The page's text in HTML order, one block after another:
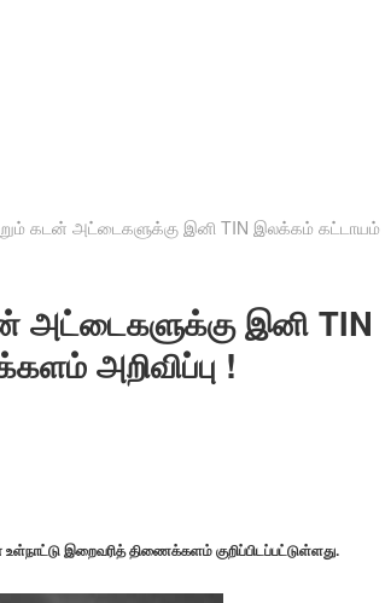
கடன் அட்டைகளுக்கு இனி TIN இலக்கம் கட்டாயம்
அட்டைகளுக்கு இனி TIN
அறிவிப்பு !
இறைவரித் திணைக்களம் குறிப்பிடப்பட்டுள்ளது.